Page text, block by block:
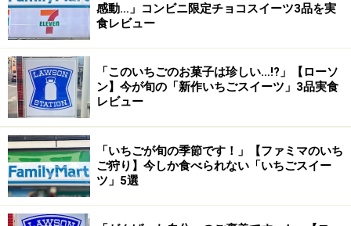
C1000ビタミンウォーター（ハウスウェル
ネスフーズ・2006～2007年）
C1000ビタミンウォーター（ハウスウェルネスフーズ）
嵐は2006年にC1000シリーズのCMに登場いたしまし
た。C1000は武田食品工業のブランドでしたが、2006年
4月にハウス食品との合弁会社、ハウスウェルネスフー
感動…」コンビニ限定チョコスイーツ3品を実
食レビュー
「このいちごのお菓子は珍しい…!?」【ローソ
ン】今が旬の「新作いちごスイーツ」3品実食
レビュー
「いちごが旬の季節です！」【ファミマのいち
ご狩り】今しか食べられない「いちごスイー
ツ」5選